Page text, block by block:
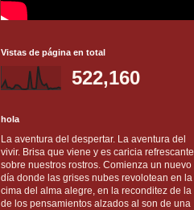
Vistas de página en total
522,160
hola
La aventura del despertar. La aventura del
vivir. Brisa que viene y es caricia refrescante
sobre nuestros rostros. Comienza un nuevo
día donde las grises nubes revolotean en la
cima del alma alegre, en la reconditez de la
de los pensamientos alzados al son de una